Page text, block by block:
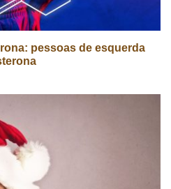
pessoas de esquerda